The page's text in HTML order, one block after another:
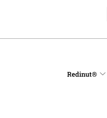
Redinut®